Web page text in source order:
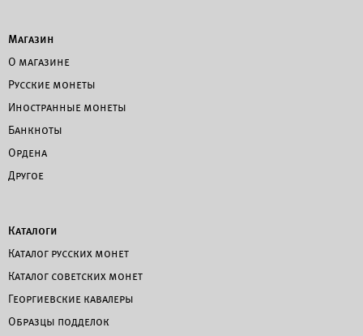
Магазин
О магазине
Русские монеты
Иностранные монеты
Банкноты
Ордена
Другое
Каталоги
Каталог русских монет
Каталог советских монет
Георгиевские кавалеры
Образцы подделок